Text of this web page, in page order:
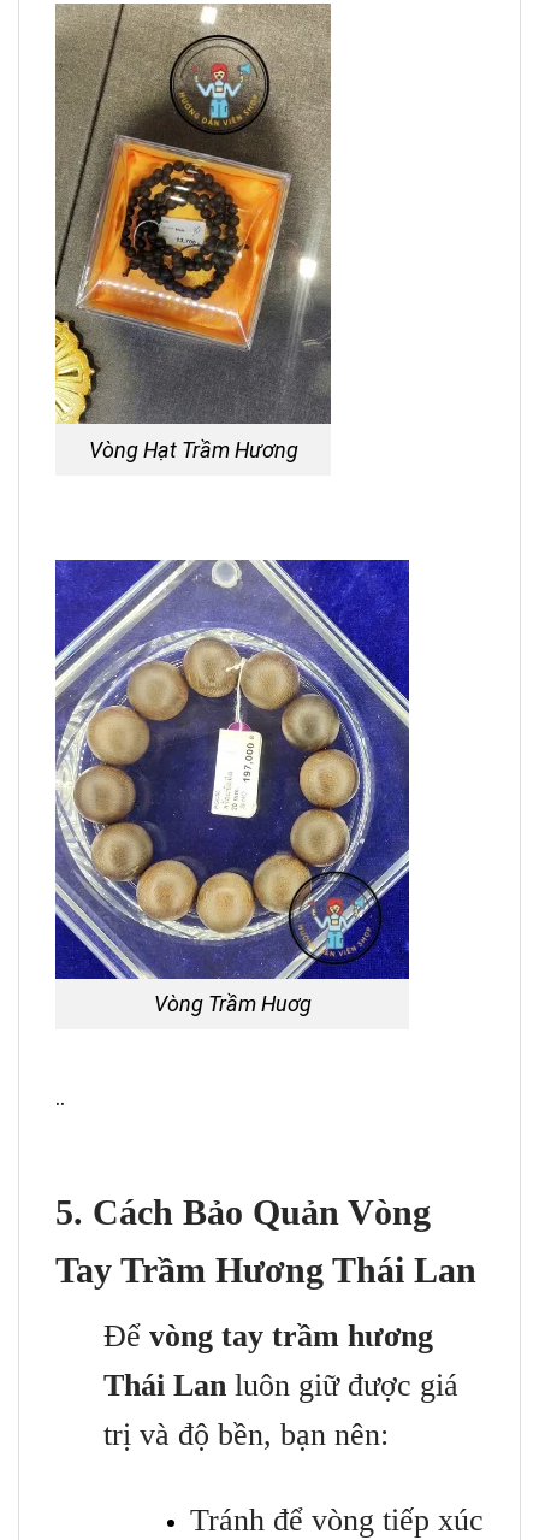
Vòng Hạt Trầm Hương
Vòng Trầm Huơg
..
5. Cách Bảo Quản Vòng
Tay Trầm Hương Thái Lan
Để vòng tay trầm hương
Thái Lan luôn giữ được giá
trị và độ bền, bạn nên:
Tránh để vòng tiếp xúc